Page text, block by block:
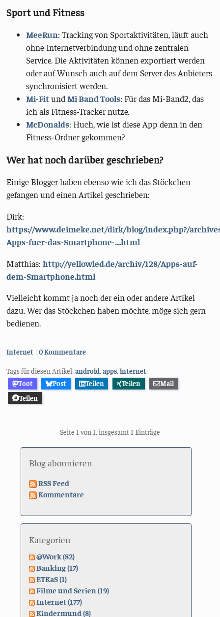
Sport und Fitness
MeeRun: Tracking von Sportaktivitäten, läuft auch
ohne Internetverbindung und ohne zentralen
Service. Die Aktivitäten können exportiert werden
oder auf Wunsch auch auf dem Server des Anbieters
synchronisiert werden.
Mi-FitundMi Band Tools: Für das Mi-Band2, das
ich als Fitness-Tracker nutze.
McDonalds: Huch, wie ist diese App denn in den
Fitness-Ordner gekommen?
Wer hat noch darüber geschrieben?
Einige Blogger haben ebenso wie ich das Stöckchen
gefangen und einen Artikel geschrieben:
Dirk:
https://www.deimeke.net/dirk/blog/index.php?/
Apps-fuer-das-Smartphone-....html
Matthias:http://yellowled.de/archiv/128/Apps-auf-
dem-Smartphone.html
Vielleicht kommt ja noch der ein oder andere Artikel
dazu. Wer das Stöckchen haben möchte, möge sich gern
bedienen.
Kategorien:
Internet 0 Kommentare
Tags für diesen Artikel:android,apps,internet
Toot
Post Teilen Teilen
Mail
Teilen
Seite 1 von 1, insgesamt 1 Einträge
Blog abonnieren
RSS Feed
Kommentare
Kategorien
@Work (82)
Banking (17)
ETKaS (1)
Filme und Serien (19)
Internet (177)
Kindermund (8)